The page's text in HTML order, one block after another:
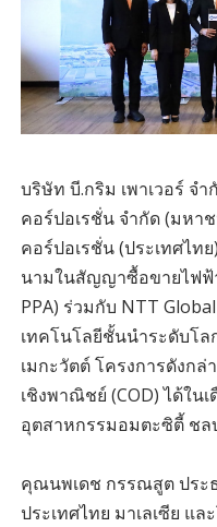
บริษัท บี.กริม เพาเวอร์ จ
คอร์ปอเรชั่น จำกัด (มหา
คอร์ปอเรชั่น (ประเทศไท
นามในสัญญาซื้อขายไฟฟ้
PPA) ร่วมกับ NTT
เทคโนโลยีชั้นนำระดับโล
เมกะวัตต์ โครงการดังกล่
เชิงพาณิชย์ (COD) ได้ใน
อุตสาหกรรมอมตะซิตี้ ชล
คุณนพเดช กรรณสูต ประ
ประเทศไทย มาเลเซีย แ